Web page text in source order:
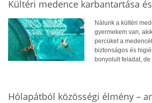
Kültéri medence karbantartása
Nálunk a kültéri
gyermekem van,
percüket a
biztonságos és
bonyolult feladat,
Hólapátból közösségi élmény –